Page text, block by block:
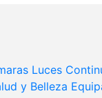
Luces
y Belleza